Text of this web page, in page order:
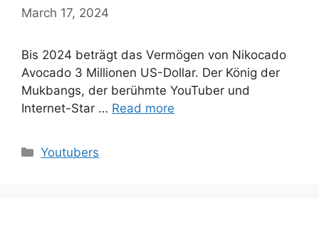
March 17, 2024
Bis 2024 beträgt das Vermögen von Nikocado
Avocado 3 Millionen US-Dollar. Der König der
Mukbangs, der berühmte YouTuber und
Internet-Star … Read more
Categories
Youtubers